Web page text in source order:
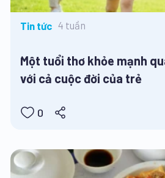
Tin tức 4 tuần
Một tuổi thơ khỏe mạnh
với cả cuộc đời của trẻ
0